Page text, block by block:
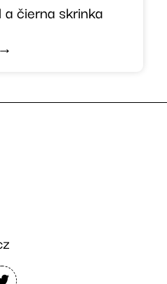
čierna skrinka